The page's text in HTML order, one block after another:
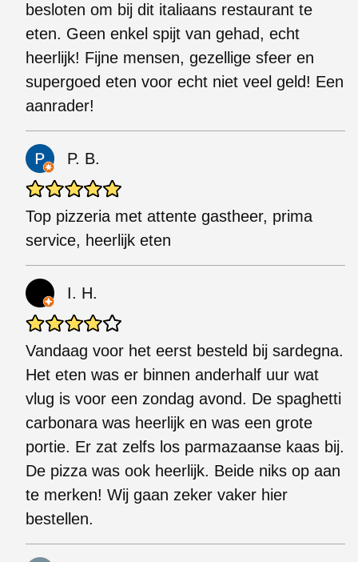
besloten om bij dit italiaans restaurant te
eten. Geen enkel spijt van gehad, echt
heerlijk! Fijne mensen, gezellige sfeer en
supergoed eten voor echt niet veel geld! Een
aanrader!
P. B.
Top pizzeria met attente gastheer, prima
service, heerlijk eten
I. H.
Vandaag voor het eerst besteld bij sardegna.
Het eten was er binnen anderhalf uur wat
vlug is voor een zondag avond. De spaghetti
carbonara was heerlijk en was een grote
portie. Er zat zelfs los parmazaanse kaas bij.
De pizza was ook heerlijk. Beide niks op aan
te merken! Wij gaan zeker vaker hier
bestellen.